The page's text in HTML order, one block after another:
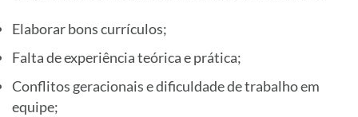
Elaborar bons currículos;
Falta de experiência teórica e prática;
Conflitos geracionais e dificuldade de trabalho em
equipe;